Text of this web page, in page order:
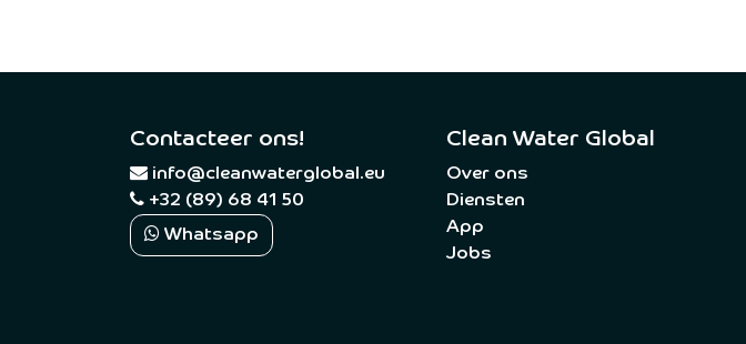
Contacteer ons!
info@cleanwaterglobal.eu
+32 (89) 68 41 50
Whatsapp
Clean Water Global
Over ons
Diensten
App
Jobs